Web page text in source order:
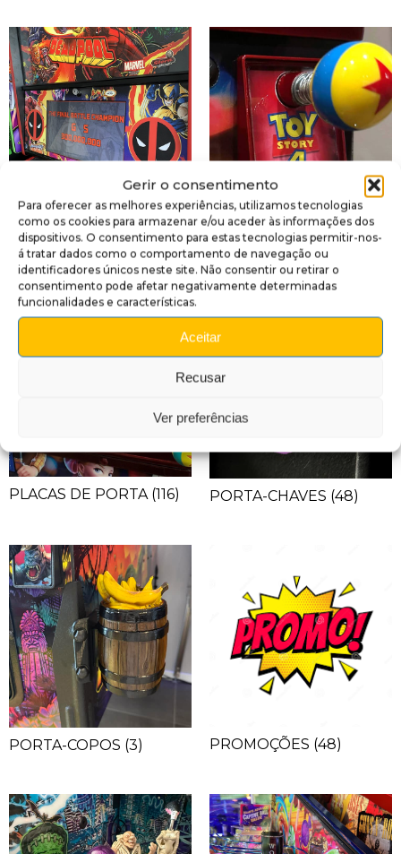
Gerir o consentimento
Para oferecer as melhores experiências, utilizamos tecnologias
como os cookies para armazenar e/ou aceder às informações dos
dispositivos. O consentimento para estas tecnologias permitir-nos-
á tratar dados como o comportamento de navegação ou
identificadores únicos neste site. Não consentir ou retirar o
consentimento pode afetar negativamente determinadas
funcionalidades e características.
Aceitar
Recusar
Ver preferências
PAINEL (104)
PLACAS DE LANÇADOR
(161)
PLACAS DE PORTA (116) PORTA-CHAVES (48)
PORTA-COPOS (3) PROMOÇÕES (48)